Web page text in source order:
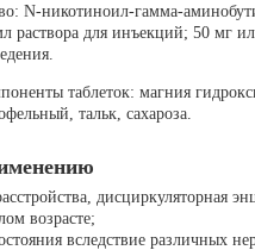
N-никотиноил-гамма-
раствора для инъекций; 50 мг
таблеток: магния
тальк, сахароза.
дисциркуляторная
возрасте;
вследствие различных